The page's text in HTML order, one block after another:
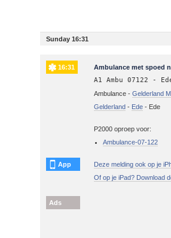
Sunday 16:31
16:31 Ambulance met spoed
A1 Ambu 07122 -
Ambulance -Gelderland
Gelderland - Ede - Ede
P2000 oproep voor:
Ambulance-07-122
App
Deze melding ook op je
Of op je iPad? Download
Ads